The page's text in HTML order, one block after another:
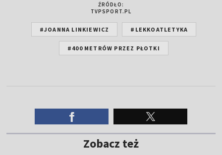
ŹRÓDŁO:
TVPSPORT.PL
#JOANNA LINKIEWICZ #LEKKOATLETYKA
#400 METRÓW PRZEZ PŁOTKI
Zobacz też